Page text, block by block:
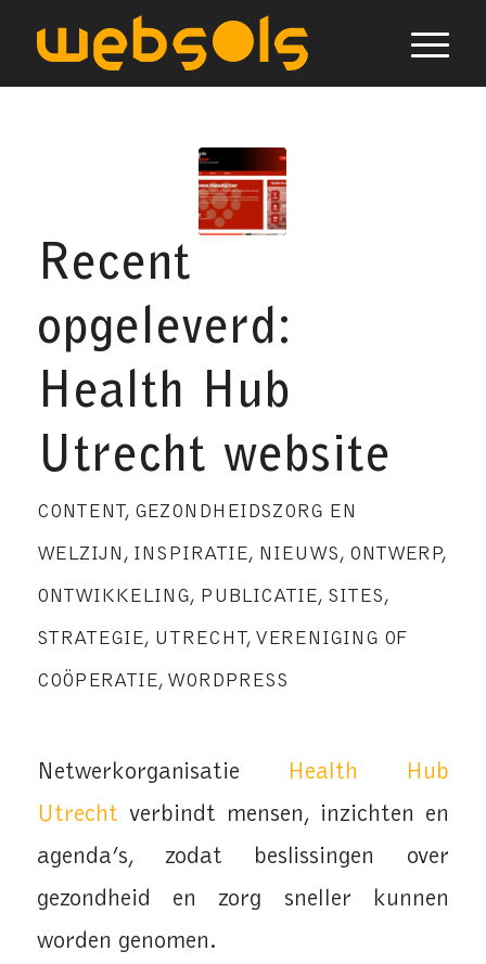
Recent
opgeleverd:
Health Hub
Utrecht website
CONTENT, GEZONDHEIDSZORG EN
WELZIJN , INSPIRATIE, NIEUWS, ONTWERP,
ONTWIKKELING, PUBLICATIE, SITES,
STRATEGIE, UTRECHT, VERENIGING OF
COÖPERATIE, WORDPRESS
Netwerkorganisatie
Health Hub
Utrecht verbindt mensen, inzichten en
agenda’s, zodat beslissingen over
gezondheid en zorg sneller kunnen
worden genomen.